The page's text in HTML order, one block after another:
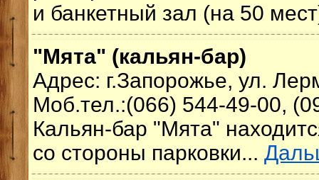
и банкетный зал (на 50
"Мята" (кальян-бар)
Адрес: г.Запорожье, ул.
Моб.тел.:(066) 544-49-00,
Кальян-бар "Мята"
со стороны парковки...